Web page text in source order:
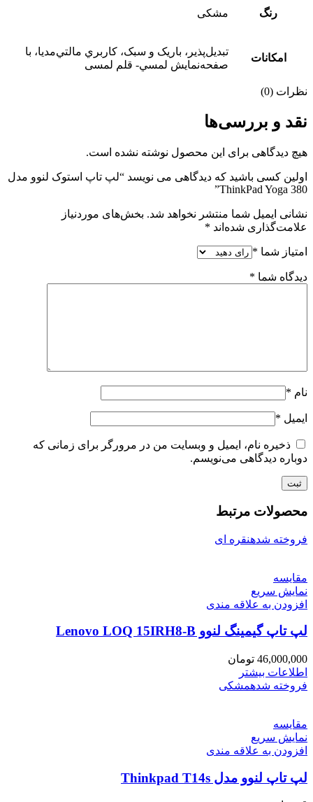
رنگ مشکی
امکانات
تبديل‌پذير، باريک و سبک، کاربري مالتي‌مديا، با
صفحه‌نمايش لمسي- قلم لمسی
نظرات (0)
نقد و بررسی‌ها
هیچ دیدگاهی برای این محصول نوشته نشده است.
اولین کسی باشید که دیدگاهی می نویسد “لپ تاپ استوک لنوو مدل
ThinkPad Yoga 380”
نشانی ایمیل شما منتشر نخواهد شد. بخش‌های موردنیاز
علامت‌گذاری شده‌اند *
امتیاز شما *
دیدگاه شما *
نام *
ایمیل *
ذخیره نام، ایمیل و وبسایت من در مرورگر برای زمانی که
دوباره دیدگاهی می‌نویسم.
محصولات مرتبط
فروخته شدهنقره ای
مقايسه
نمایش سریع
افزودن به علاقه مندی
لپ تاپ گیمینگ لنوو Lenovo LOQ 15IRH8-B
46,000,000 تومان
اطلاعات بیشتر
فروخته شدهمشکی
مقايسه
نمایش سریع
افزودن به علاقه مندی
لپ تاپ لنوو مدل Thinkpad T14s